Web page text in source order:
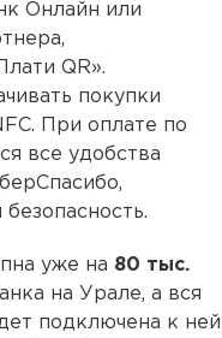
Онлайн или
QR».
покупки
При оплате по
все удобства
уже на 80 тыс.
на Урале, а вся
подключена к ней